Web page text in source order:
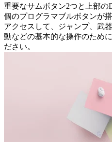
重要なサムボタン2つと上部の
個のプログラマブルボタンが
アクセスして、ジャンプ、武
動などの基本的な操作のため
ださい。